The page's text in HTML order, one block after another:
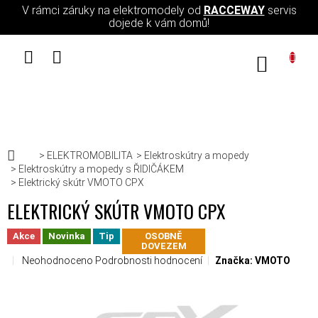
Přejít na obsah
V rámci záruky na elektromodely od RACCEWAYservis
dojede k vám domů!
Domů
ELEKTROMOBILITA
Elektroskútry a mopedy
Elektroskútry a mopedy s ŘIDIČÁKEM
Elektrický skútr VMOTO CPX
ELEKTRICKÝ SKÚTR VMOTO CPX
Akce Novinka Tip
OSOBNĚ
DOVEZEM
Průměrné hodnocení produktu je 0,0 z 5 hvězdiček.
Neohodnoceno Podrobnosti hodnocení Značka: VMOTO